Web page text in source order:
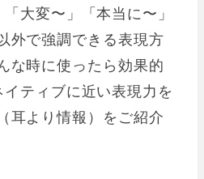
大変〜」「本当に〜」
外で強調できる表現方
な時に使ったら効果的
ティブに近い表現力を
耳より情報）をご紹介